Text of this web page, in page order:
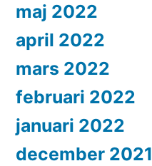
maj 2022
april 2022
mars 2022
februari 2022
januari 2022
december 2021